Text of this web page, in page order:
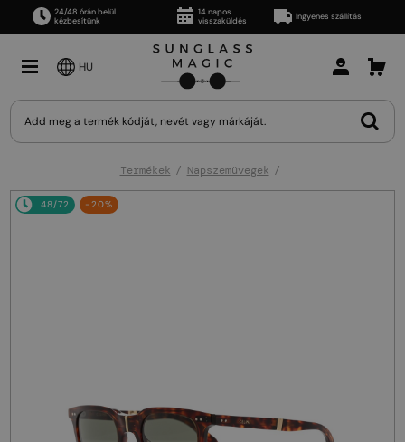
24/48 órán belül
kézbesítünk
14 napos
visszaküldés
Ingyenes szállítás
HU
Termékek Napszemüvegek
48/72 -20%